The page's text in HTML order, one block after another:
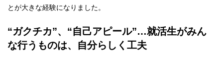
とが大きな経験になりました。
“ガクチカ”、“自己アピール”…就活生がみん
な行うものは、自分らしく工夫